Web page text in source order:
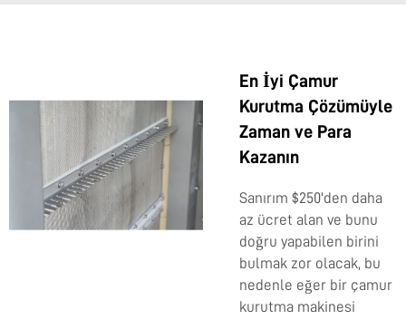
En İyi Çamur
Kurutma Çözümüyle
Zaman ve Para
Kazanın
Sanırım $250'den daha
az ücret alan ve bunu
doğru yapabilen birini
bulmak zor olacak, bu
nedenle eğer bir çamur
kurutma makinesi